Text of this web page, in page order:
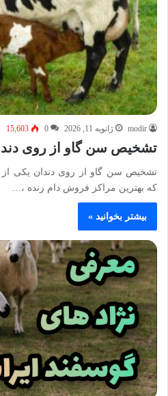
modir ژانویه 11, 2026 0
15,603
تشخیص سن گاو از روی
تشخیص سن گاو از روی دندان یکی
که بهترین مراکز فروش دام زنده ،…
بیشتر بخوانید »